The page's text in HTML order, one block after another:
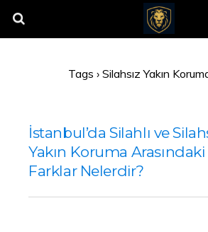
Tags › Silahsız Yakın
İstanbul’da Silahlı ve
Yakın Koruma Arasındaki
Farklar Nelerdir?